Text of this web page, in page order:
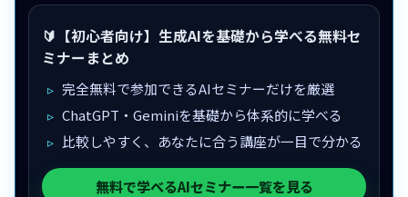
🔰【初心者向け】生成AIを基礎から学べる無料セ
ミナーまとめ
完全無料で参加できるAIセミナーだけを厳選
ChatGPT・Geminiを基礎から体系的に学べる
比較しやすく、あなたに合う講座が一目で分かる
無料で学べるAIセミナー一覧を見る